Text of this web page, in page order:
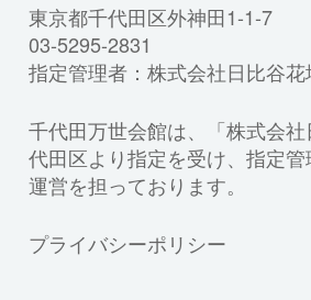
東京都千代田区外神田1-1-7
03-5295-2831
指定管理者：株式会社日比谷花
千代田万世会館は、「株式会
代田区より指定を受け、指定管
運営を担っております。
プライバシーポリシー